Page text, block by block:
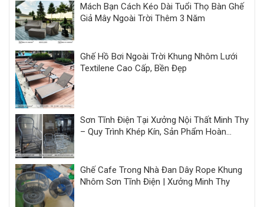
Mách Bạn Cách Kéo Dài Tuổi Thọ Bàn Ghế
Giả Mây Ngoài Trời Thêm 3 Năm
Ghế Hồ Bơi Ngoài Trời Khung Nhôm Lưới
Textilene Cao Cấp, Bền Đẹp
Sơn Tĩnh Điện Tại Xưởng Nội Thất Minh Thy
– Quy Trình Khép Kín, Sản Phẩm Hoàn
Ghế Cafe Trong Nhà Đan Dây Rope Khung
Nhôm Sơn Tĩnh Điện | Xưởng Minh Thy